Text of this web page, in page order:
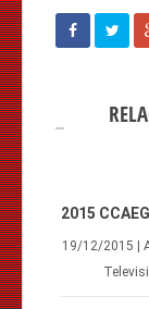
2015
19/12/2015 |